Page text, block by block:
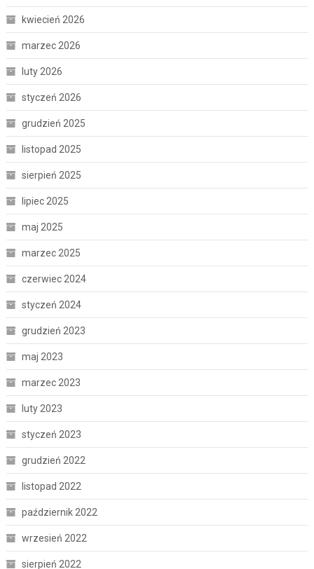
kwiecień 2026
marzec 2026
luty 2026
styczeń 2026
grudzień 2025
listopad 2025
sierpień 2025
lipiec 2025
maj 2025
marzec 2025
czerwiec 2024
styczeń 2024
grudzień 2023
maj 2023
marzec 2023
luty 2023
styczeń 2023
grudzień 2022
listopad 2022
październik 2022
wrzesień 2022
sierpień 2022